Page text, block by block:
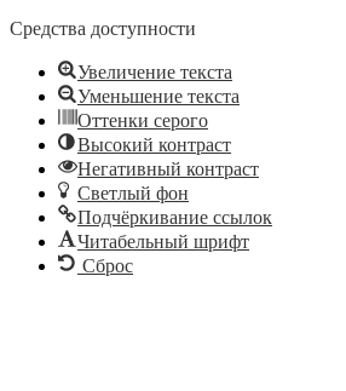
Средства доступности
Увеличение текста
Уменьшение текста
Оттенки серого
Высокий контраст
Негативный контраст
Светлый фон
Подчёркивание ссылок
Читабельный шрифт
Сброс